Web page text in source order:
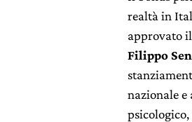
realtà in
approvato
Filippo
nazionale